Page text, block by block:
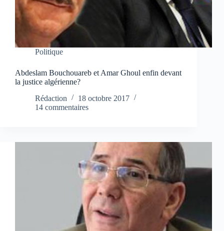
Politique
Abdeslam Bouchouareb et Amar Ghoul enfin devant
la justice algérienne?
Rédaction
18 octobre 2017
14 commentaires